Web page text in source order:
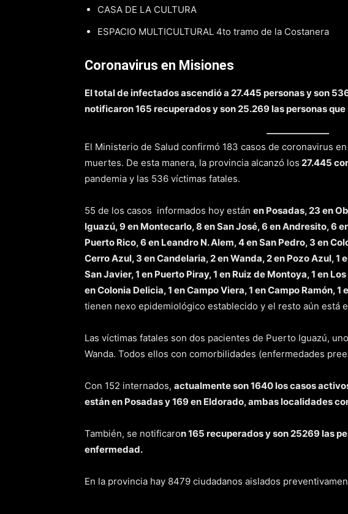
CASA DE LA CULTURA
ESPACIO MULTICULTURAL 4to tramo de la Costanera
Coronavirus en Misiones
El total de infectados ascendió a 27.445 personas y son
notificaron 165 recuperados y son 25.269 las personas
El Ministerio de Salud confirmó 183 casos de coronavirus
muertes. De esta manera, la provincia alcanzó los 27.445
pandemia y las 536 víctimas fatales.
55 de los casos informados hoy están en Posadas, 23 en
Iguazú, 9 en Montecarlo, 8 en San José, 6 en Andresito, 6
Puerto Rico, 6 en Leandro N. Alem, 4 en San Pedro, 3 en
Cerro Azul, 3 en Candelaria, 2 en Wanda, 2 en Pozo Azul, 1
San Javier, 1 en Puerto Piray, 1 en Ruiz de Montoya, 1 en
en Colonia Delicia, 1 en Campo Viera, 1 en Campo Ramón, 1
tienen nexo epidemiológico establecido y el resto aún está
Las víctimas fatales son dos pacientes de Puerto Iguazú,
Wanda. Todos ellos con comorbilidades (enfermedades
Con 152 internados, actualmente son 1640 los casos
están en Posadas y 169 en Eldorado, ambas localidades
También, se notificaron 165 recuperados y son 25269 las
enfermedad.
En la provincia hay 8479 ciudadanos aislados